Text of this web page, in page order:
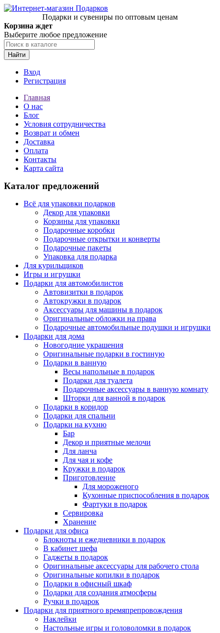
Подарки и сувениры по оптовым ценам
Корзина ждет
Выберите любое предложение
Найти
Вход
Регистрация
Главная
О нас
Блог
Условия сотрудничества
Возврат и обмен
Доставка
Оплата
Контакты
Карта сайта
Каталог предложений
Всё для упаковки подарков
Декор для упаковки
Корзины для упаковки
Подарочные коробки
Подарочные открытки и конверты
Подарочные пакеты
Упаковка для подарка
Для курильщиков
Игры и игрушки
Подарки для автомобилистов
Автовизитки в подарок
Автокружки в подарок
Аксессуары для машины в подарок
Оригинальные обложки на права
Подарочные автомобильные подушки и игрушки
Подарки для дома
Новогодние украшения
Оригинальные подарки в гостиную
Подарки в ванную
Весы напольные в подарок
Подарки для туалета
Подарочные аксессуары в ванную комнату
Шторки для ванной в подарок
Подарки в коридор
Подарки для спальни
Подарки на кухню
Бар
Декор и приятные мелочи
Для ланча
Для чая и кофе
Кружки в подарок
Приготовление
Для мороженого
Кухонные приспособления в подарок
Фартуки в подарок
Сервировка
Хранение
Подарки для офиса
Блокноты и ежедневники в подарок
В кабинет шефа
Гаджеты в подарок
Оригинальные аксессуары для рабочего стола
Оригинальные копилки в подарок
Подарки в офисный шкаф
Подарки для создания атмосферы
Ручки в подарок
Подарки для приятного времяпрепровождения
Наклейки
Настольные игры и головоломки в подарок